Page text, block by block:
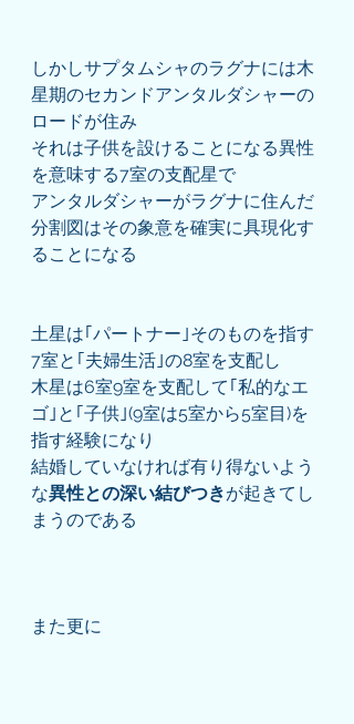
しかしサプタムシャのラグナには木
星期のセカンドアンタルダシャーの
ロードが住み
それは子供を設けることになる異性
を意味する7室の支配星で
アンタルダシャーがラグナに住んだ
分割図はその象意を確実に具現化す
ることになる
土星は｢パートナー｣そのものを指す
7室と｢夫婦生活｣の8室を支配し
木星は6室9室を支配して｢私的なエ
ゴ｣と｢子供｣(9室は5室から5室目)を
指す経験になり
結婚していなければ有り得ないよう
な異性との深い結びつきが起きてし
まうのである
また更に